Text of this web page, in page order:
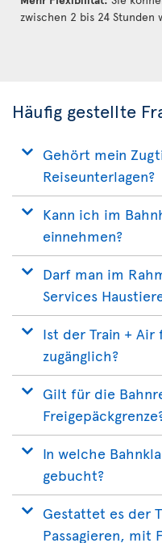
zwischen 2 bis 24 Stunden
Häufig gestellte
Gehört mein
Reiseunterlagen?
Kann ich im
einnehmen?
Darf man im
Services
Ist der Train +
zugänglich?
Gilt für die
In welche
gebucht?
Gestattet es der
Passagieren, mit